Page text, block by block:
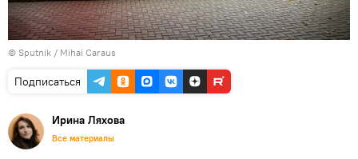
© Sputnik / Mihai Caraus
Подписаться
Ирина Ляхова
Все материалы